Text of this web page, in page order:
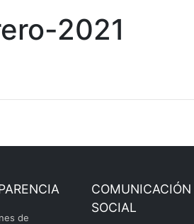
2021
de
COMUNICACIÓN
SOCIAL